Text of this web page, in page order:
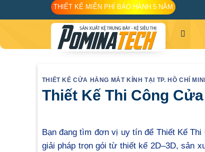
to
THIẾT KẾ MIỄN PHÍ BẢO HÀNH 5 NĂM
THIẾT KẾ CỬA HÀNG MẮT KÍNH TẠI TP. HỒ CHÍ
Thiết Kế Thi Công Cửa
Bạn đang tìm đơn vị uy tín để Thiết Kế
giải pháp trọn gói từ thiết kế 2D–3D, sản